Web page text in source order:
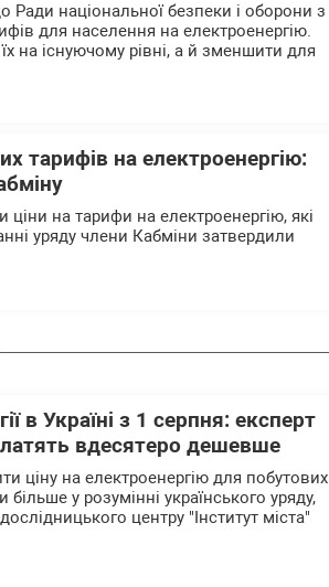
національної безпеки і оборони з
для населення на електроенергію.
на існуючому рівні, а й зменшити для
тарифів на електроенергію:
ціни на тарифи на електроенергію, які
уряду члени Кабміни затвердили
в Україні з 1 серпня: експерт
вдесятеро дешевше
ціну на електроенергію для побутових
у розумінні українського уряду,
центру "Інститут міста"